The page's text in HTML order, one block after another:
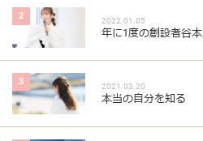
2 2022.01.05
年に1度の創設者谷
3 2021.03.20
本当の自分を知る